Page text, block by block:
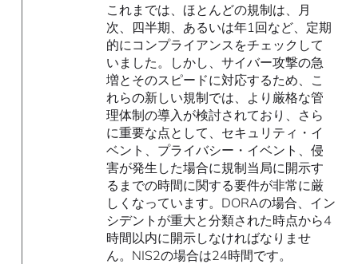
これまでは、ほとんどの規制は、月
次、四半期、あるいは年1回など、定期
的にコンプライアンスをチェックして
いました。しかし、サイバー攻撃の急
増とそのスピードに対応するため、こ
れらの新しい規制では、より厳格な管
理体制の導入が検討されており、さら
に重要な点として、セキュリティ・イ
ベント、プライバシー・イベント、侵
害が発生した場合に規制当局に開示す
るまでの時間に関する要件が非常に厳
しくなっています。DORAの場合、イン
シデントが重大と分類された時点から4
時間以内に開示しなければなりませ
ん。NIS2の場合は24時間です。